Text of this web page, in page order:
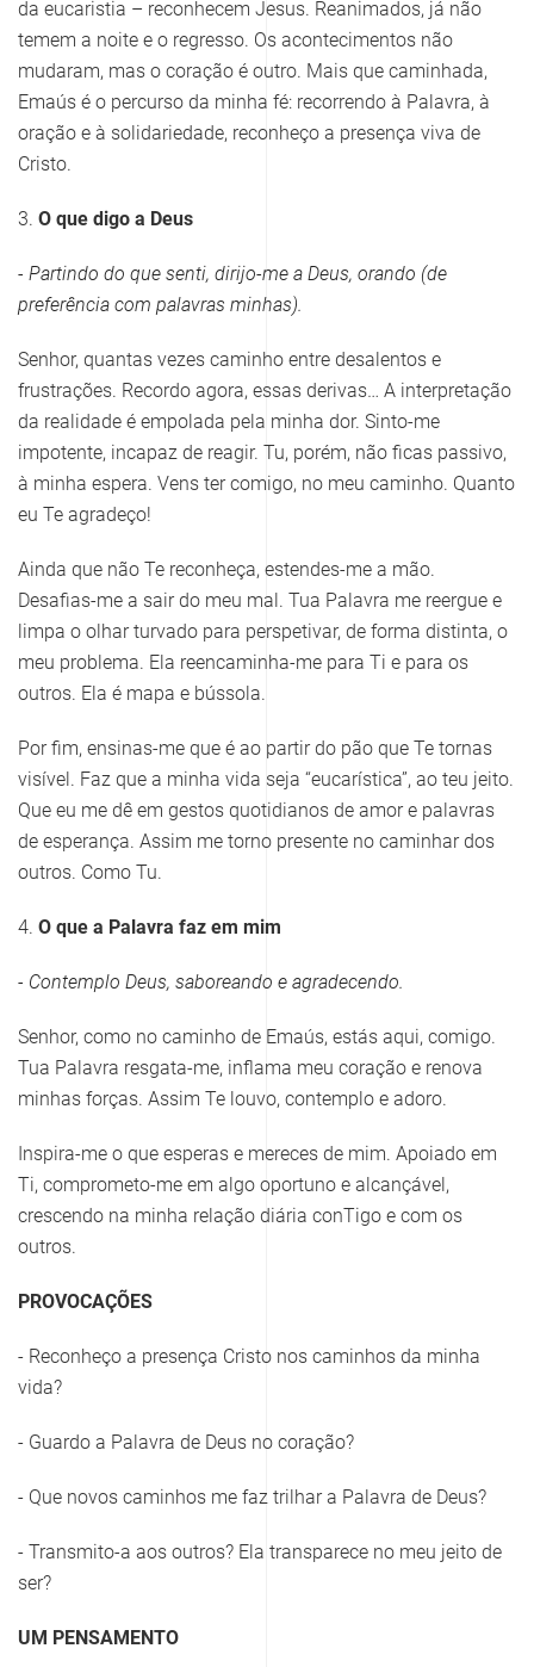
da eucaristia – reconhecem Jesus. Reanimados, já não
temem a noite e o regresso. Os acontecimentos não
mudaram, mas o coração é outro. Mais que caminhada,
Emaús é o percurso da minha fé: recorrendo à Palavra, à
oração e à solidariedade, reconheço a presença viva de
Cristo.
3. O que digo a Deus
- Partindo do que senti, dirijo-me a Deus, orando (de
preferência com palavras minhas).
Senhor, quantas vezes caminho entre desalentos e
frustrações. Recordo agora, essas derivas… A interpretação
da realidade é empolada pela minha dor. Sinto-me
impotente, incapaz de reagir. Tu, porém, não ficas passivo,
à minha espera. Vens ter comigo, no meu caminho. Quanto
eu Te agradeço!
Ainda que não Te reconheça, estendes-me a mão.
Desafias-me a sair do meu mal. Tua Palavra me reergue e
limpa o olhar turvado para perspetivar, de forma distinta, o
meu problema. Ela reencaminha-me para Ti e para os
outros. Ela é mapa e bússola.
Por fim, ensinas-me que é ao partir do pão que Te tornas
visível. Faz que a minha vida seja “eucarística”, ao teu jeito.
Que eu me dê em gestos quotidianos de amor e palavras
de esperança. Assim me torno presente no caminhar dos
outros. Como Tu.
4. O que a Palavra faz em mim
- Contemplo Deus, saboreando e agradecendo.
Senhor, como no caminho de Emaús, estás aqui, comigo.
Tua Palavra resgata-me, inflama meu coração e renova
minhas forças. Assim Te louvo, contemplo e adoro.
Inspira-me o que esperas e mereces de mim. Apoiado em
Ti, comprometo-me em algo oportuno e alcançável,
crescendo na minha relação diária conTigo e com os
outros.
PROVOCAÇÕES
- Reconheço a presença Cristo nos caminhos da minha
vida?
- Guardo a Palavra de Deus no coração?
- Que novos caminhos me faz trilhar a Palavra de Deus?
- Transmito-a aos outros? Ela transparece no meu jeito de
ser?
UM PENSAMENTO